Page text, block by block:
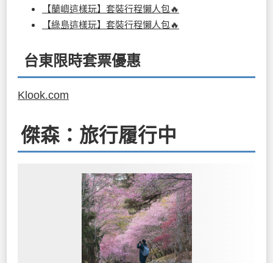
【蘭嶼這樣玩】套裝行程懶人包🔥
【綠島這樣玩】套裝行程懶人包🔥
台東限時套票優惠
Klook.com
傑森：旅行履行中